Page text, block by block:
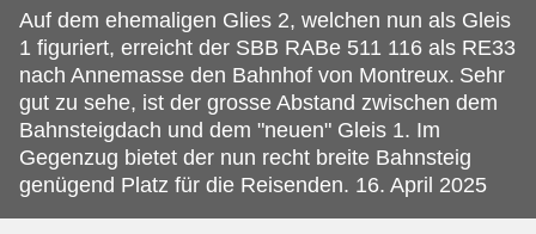
Auf dem ehemaligen Glies 2, welchen nun als Gleis
1 figuriert, erreicht der SBB RABe 511 116 als RE33
nach Annemasse den Bahnhof von Montreux. Sehr
gut zu sehe, ist der grosse Abstand zwischen dem
Bahnsteigdach und dem "neuen" Gleis 1. Im
Gegenzug bietet der nun recht breite Bahnsteig
genügend Platz für die Reisenden. 16. April 2025